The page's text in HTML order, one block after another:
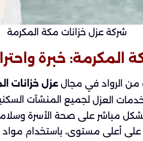
شركة عزل خزانات مكة المكرمة
المكرمة: خبرة
من الرواد في مجال عزل خزانات
العزل لجميع المنشآت
مباشر على صحة الأسرة
أعلى مستوى، باستخدام مواد